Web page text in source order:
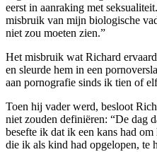
eerst in aanraking met
misbruik van mijn biologische
niet zou moeten zien.”
Het misbruik wat Richard
en sleurde hem in een
aan pornografie sinds ik tien of
Toen hij vader werd, besloot
niet zouden definiëren: “De dag
besefte ik dat ik een kans had
die ik als kind had opgelopen, te